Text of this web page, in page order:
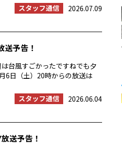
スタッフ通信
2026.07.09
送予告！
台風すごかったですねでも夕
6日（土）20時からの放送は
スタッフ通信
2026.06.04
送予告！